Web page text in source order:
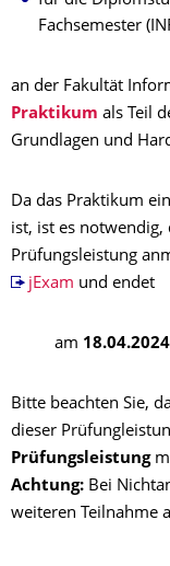
Fachsemester
an der Fakultät
Praktikum als Teil
Grundlagen und
Da das Praktikum
ist, ist es notwendig,
Prüfungsleistung
jExam und endet
am
Bitte beachten Sie,
dieser
Prüfungsleistung
Achtung: Bei
weiteren Teilnahme